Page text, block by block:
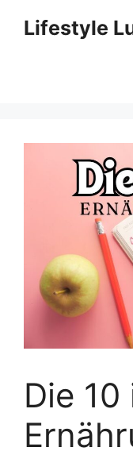
Lifestyle
Die 10